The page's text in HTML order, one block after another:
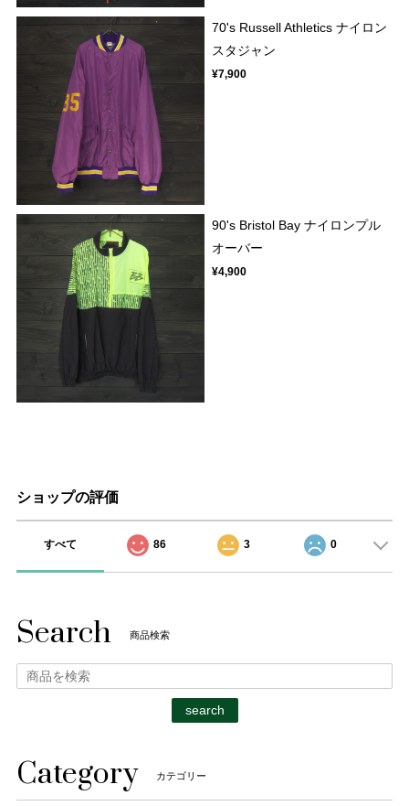
70's Russell Athletics ナイロン
スタジャン
¥7,900
90's Bristol Bay ナイロンプル
オーバー
¥4,900
ショップの評価
すべて 86 3 0
Search 商品検索
search
Category カテゴリー